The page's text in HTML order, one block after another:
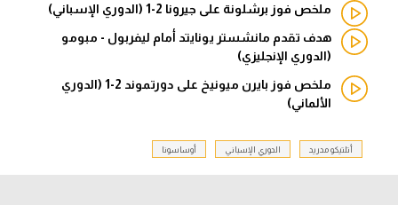
الدوري الإسباني
الدوري الألماني
الدوري الفرنسي
ملخص فوز برشلونة على جيرونا 2-1 (الدوري الإسباني)
هدف تقدم مانشستر يونايتد أمام ليفربول - مبومو
(الدوري الإنجليزي)
ملخص فوز بايرن ميونيخ على دورتموند 2-1 (الدوري
الألماني)
أتلتيكو مدريد الدوري الإسباني أوساسونا